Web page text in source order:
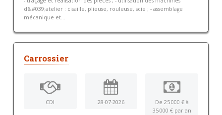
d&#039;atelier : cisaille, plieuse, rouleuse, scie ; - assemblage
mécanique et...
Carrossier
CDI 28-07-2026
De 25 000 € à
35 000 € par an